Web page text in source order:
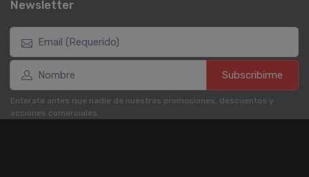
Newsletter
Subscribirme
Enterate antes que nadie de nuestras promociones, descuentos y
acciones comerciales.